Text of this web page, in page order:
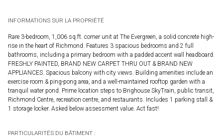
INFORMATIONS SUR LA PROPRIÉTÉ
Rare 3-bedroom, 1,006 sq.ft. corner unit at The Evergreen, a solid concrete high-
rise in the heart of Richmond. Features 3 spacious bedrooms and 2 full
bathrooms, including a primary bedroom with a padded accent wall headboard.
FRESHLY PAINTED, BRAND NEW CARPET THRU OUT & BRAND NEW
APPLIANCES. Spacious balcony with city views. Building amenities include an
exercise room & ping-pong area, and a well-maintained rooftop garden with a
tranquil water pond. Prime location steps to Brighouse SkyTrain, public transit,
Richmond Centre, recreation centre, and restaurants. Includes 1 parking stall &
1 storage locker. Asked below assessment value. Act fast!
PARTICULARITÉS DU BÂTIMENT :